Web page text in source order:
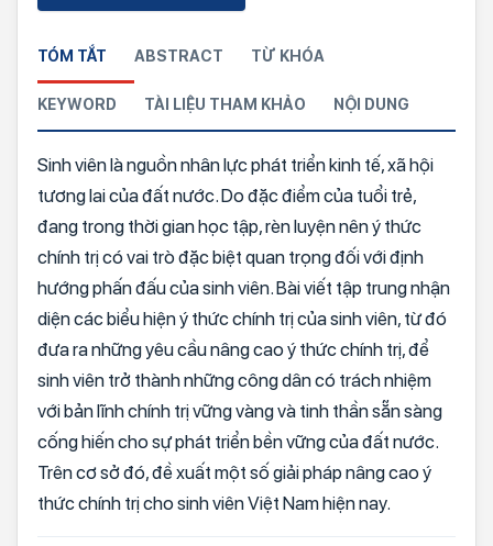
TÓM TẮT ABSTRACT TỪ KHÓA
KEYWORD TÀI LIỆU THAM KHẢO NỘI DUNG
Sinh viên là nguồn nhân lực phát triển kinh tế, xã hội
tương lai của đất nước. Do đặc điểm của tuổi trẻ,
đang trong thời gian học tập, rèn luyện nên ý thức
chính trị có vai trò đặc biệt quan trọng đối với định
hướng phấn đấu của sinh viên. Bài viết tập trung nhận
diện các biểu hiện ý thức chính trị của sinh viên, từ đó
đưa ra những yêu cầu nâng cao ý thức chính trị, để
sinh viên trở thành những công dân có trách nhiệm
với bản lĩnh chính trị vững vàng và tinh thần sẵn sàng
cống hiến cho sự phát triển bền vững của đất nước.
Trên cơ sở đó, đề xuất một số giải pháp nâng cao ý
thức chính trị cho sinh viên Việt Nam hiện nay.